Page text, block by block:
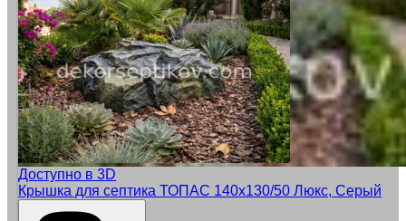
Доступно в 3D
Крышка для септика ТОПАС 140x130/50 Люкс, Серый